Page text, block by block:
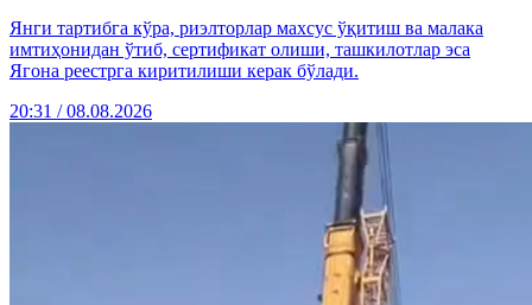
Янги тартибга кўра, риэлторлар махсус ўқитиш ва малака
имтиҳонидан ўтиб, сертификат олиши, ташкилотлар эса
Ягона реестрга киритилиши керак бўлади.
20:31 / 08.08.2026